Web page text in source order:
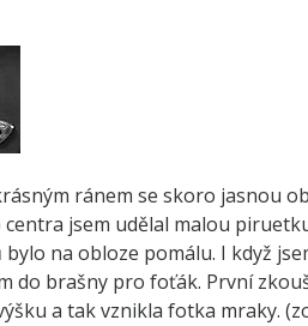
ránem se skoro jasnou
jsem udělal malou
na obloze pomálu. I když
do brašny pro foťák. První
a tak vznikla fotka mraky.